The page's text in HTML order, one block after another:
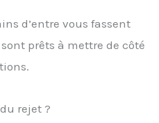
d’entre vous fassent
prêts à mettre de côté
rejet ?